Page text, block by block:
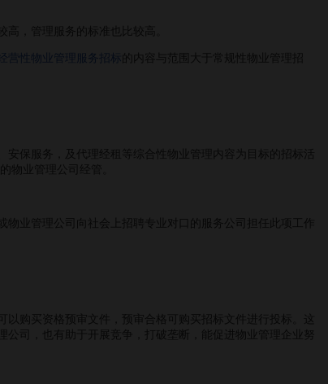
高，管理服务的标准也比较高。
营性物业管理 服务招标的内容与范围大于常规性物业管理招
保服务，及代理经租等综合性物业管理内容为目标的招标活
物业管理公司经管。
或物业管理公司向社会上招聘专业对口的服务公司担任此项工作
以购买资格预审文件，预审合格可购买招标文件进行投标。这
司，也有助于开展竞争，打破垄断，能促进物业管理企业努